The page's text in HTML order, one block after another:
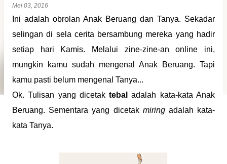
Mei 03, 2016
Ini adalah obrolan Anak Beruang dan Tanya. Sekadar
selingan di sela cerita bersambung mereka yang hadir
setiap hari Kamis. Melalui zine-zine-an online ini,
mungkin kamu sudah mengenal Anak Beruang. Tapi
kamu pasti belum mengenal Tanya...
Ok. Tulisan yang dicetaktebaladalah kata-kata Anak
Beruang. Sementara yang dicetak miringadalah kata-
kata Tanya.